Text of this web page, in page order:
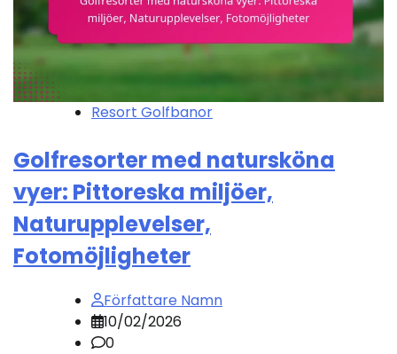
Resort Golfbanor
Golfresorter med natursköna
vyer: Pittoreska miljöer,
Naturupplevelser,
Fotomöjligheter
Författare Namn
10/02/2026
0